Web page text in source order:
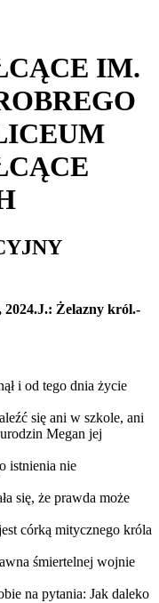
IM.
Żelazny król.-
i od tego dnia życie
się ani w szkole, ani
Megan jej
istnienia nie
się, że prawda może
córką mitycznego króla
śmiertelnej wojnie
na pytania: Jak daleko